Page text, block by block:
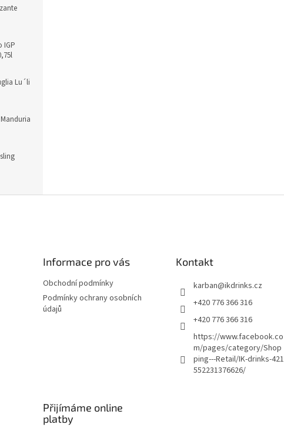
IGP
Lu´li
Informace pro vás
Obchodní podmínky
Podmínky ochrany osobních
údajů
Kontakt
karban@ikdrinks.cz
+420 776 366 316
+420 776 366 316
https://www.facebook.co
m/pages/category/Shop
ping---Retail/IK-drinks-421
552231376626/
Přijímáme online
platby